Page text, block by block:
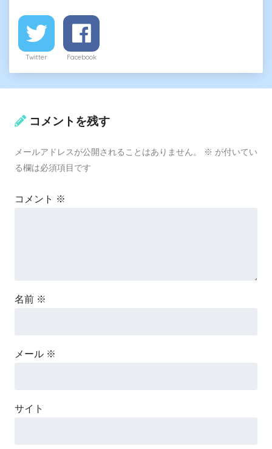
Twitter Facebook
コメントを残す
メールアドレスが公開されることはありません。 ※ が付いてい
る欄は必須項目です
コメント ※
名前 ※
メール ※
サイト